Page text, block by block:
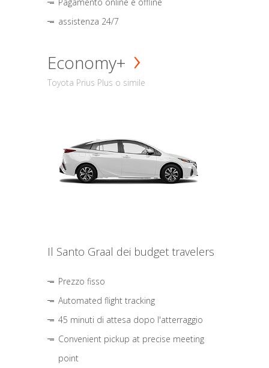
assistenza 24/7
Economy+
Toyota Prius Plus o simile
Il Santo Graal dei budget travelers
Prezzo fisso
Automated flight tracking
45 minuti di attesa dopo l'atterraggio
Convenient pickup at precise meeting
point